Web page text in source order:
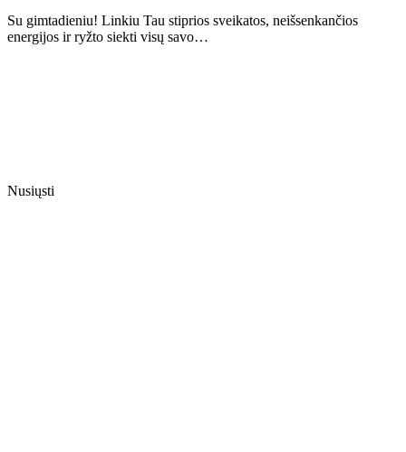
Su gimtadieniu! Linkiu Tau stiprios sveikatos, neišsenkančios
energijos ir ryžto siekti visų savo…
Nusiųsti